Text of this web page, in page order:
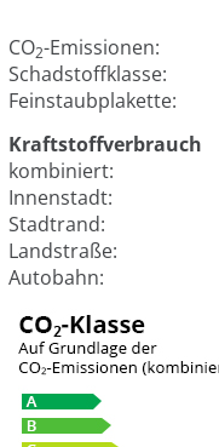
CO2-Emissionen:
Schadstoffklasse:
Feinstaubplakette:
Kraftstoffverbrauch
kombiniert:
Innenstadt:
Stadtrand:
Landstraße:
Autobahn: